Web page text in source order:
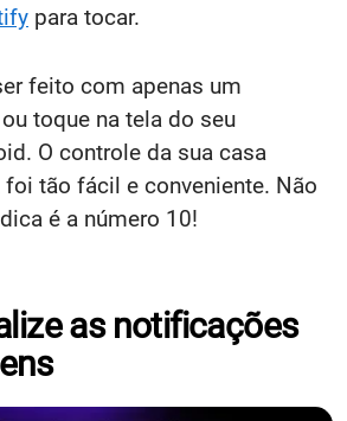
para tocar.
feito com apenas um
toque na tela do seu
O controle da sua casa
tão fácil e conveniente. Não
é a número 10!
as notificações